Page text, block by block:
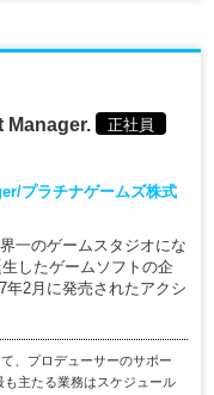
Manager. 正社員
プラチナゲームズ株式
一のゲームスタジオにな
したゲームソフトの企
2月に発売されたアクシ
、プロデューサーのサポー
も主たる業務はスケジュール